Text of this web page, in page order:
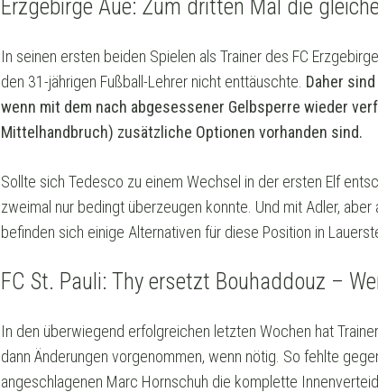
Erzgebirge Aue: Zum dritten Mal die
In seinen ersten beiden Spielen als Trainer des FC
den 31-jährigen Fußball-Lehrer nicht enttäuschte. Daher
wenn mit dem nach abgesessener Gelbsperre wieder
Mittelhandbruch) zusätzliche Optionen vorhanden sind.
Sollte sich Tedesco zu einem Wechsel in der ersten Elf
zweimal nur bedingt überzeugen konnte. Und mit Adler,
befinden sich einige Alternativen für diese Position in
FC St. Pauli: Thy ersetzt Bouhaddouz –
In den überwiegend erfolgreichen letzten Wochen hat
dann Änderungen vorgenommen, wenn nötig. So fehlte
angeschlagenen Marc Hornschuh die komplette